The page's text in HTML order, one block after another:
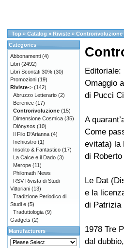
Top » Catalog » Riviste » Controrivoluzione
Editoriale:
Omaggio
di Pucci
A
Come
evitata) la
di
Le Dat
e la
di Patrizia
1978 Tre
dal
Categories
Abbonamenti (4)
Libri (2492)
Libri Scontati 30% (30)
Promozioni (19)
Riviste-> (142)
Abruzzo Letterario (2)
Berenice (17)
Controrivoluzione (15)
Dimensione Cosmica (35)
Diònysos (10)
Il Filo D'Arianna (4)
Inchiostro (1)
Insolito & Fantastico (17)
La Calce e il Dado (3)
Merope (11)
Philomath News
RSV Rivista di Studi
Vittoriani (13)
Tradizione Periodico di
Studi e (5)
Traduttologia (9)
Gadgets (2)
Manufacturers